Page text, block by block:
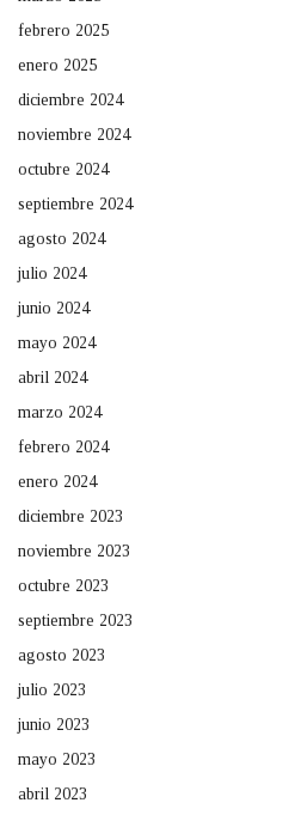
febrero 2025
enero 2025
diciembre 2024
noviembre 2024
octubre 2024
septiembre 2024
agosto 2024
julio 2024
junio 2024
mayo 2024
abril 2024
marzo 2024
febrero 2024
enero 2024
diciembre 2023
noviembre 2023
octubre 2023
septiembre 2023
agosto 2023
julio 2023
junio 2023
mayo 2023
abril 2023